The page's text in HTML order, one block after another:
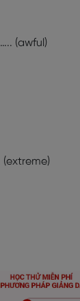
(awful)
(extreme)